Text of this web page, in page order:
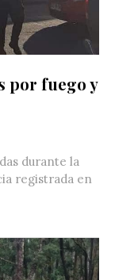
por fuego y
durante la
registrada en